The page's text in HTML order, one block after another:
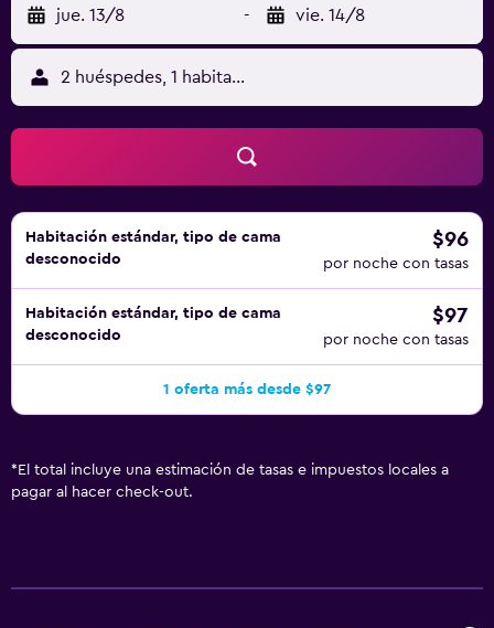
jue. 13/8 - vie. 14/8
2 huéspedes, 1 habitación
Habitación estándar, tipo de cama
desconocido
$96
por noche con tasas
Habitación estándar, tipo de cama
desconocido
$97
por noche con tasas
1 oferta más desde $97
* El total incluye una estimación de tasas e impuestos locales a
pagar al hacer check-out.